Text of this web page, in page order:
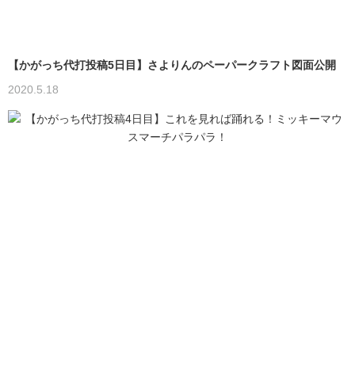
【かがっち代打投稿5日目】さよりんのペーパークラフト図面公開
2020.5.18